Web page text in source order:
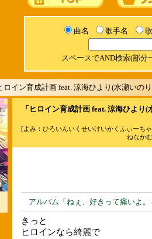
曲名 歌手名
スペースでAND検索(部分
ロイン育成計画 feat. 涼海ひより(水瀬いの
「ヒロイン育成計画 feat. 涼海ひよ
[よみ：ひろいんいくせいけいかくふぃーち
ねなか
アルバム「ねぇ、好きって痛いよ
きっと
ヒロインなら綺麗で